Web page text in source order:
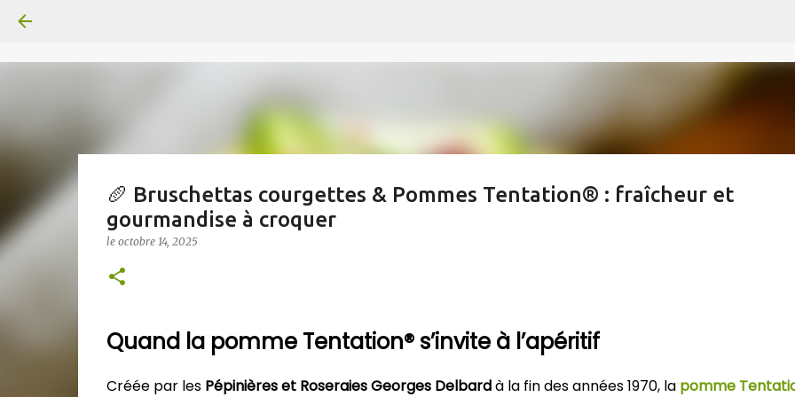
🥖 Bruschettas courgettes & Pommes Tentation® : fraîcheur et
gourmandise à croquer
le octobre 14, 2025
Quand la pomme Tentation® s’invite à l’apéritif
Créée par les Pépinières et Roseraies Georges Delbardà la fin des années 1970, la pomme